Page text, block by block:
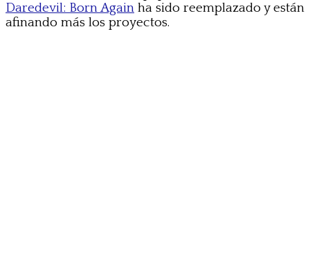
Daredevil: Born Again ha sido reemplazado y están
afinando más los proyectos.